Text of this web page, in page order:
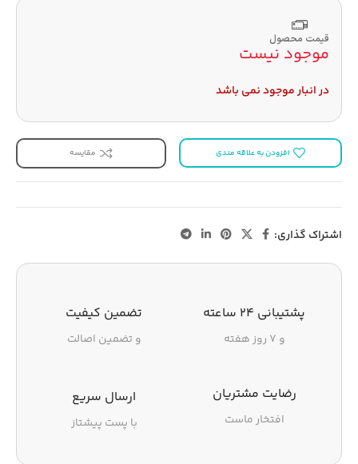
قیمت محصول
موجود نیست
در انبار موجود نمی باشد
افزودن به علاقه مندی مقایسه
اشتراک گذاری:
پشتیبانی ۲۴ ساعته
و ۷ روز هفته
تضمین کیفیت
و تضمین اصالت
رضایت مشتریان
افتخار ماست
ارسال سریع
با پست پیشتاز